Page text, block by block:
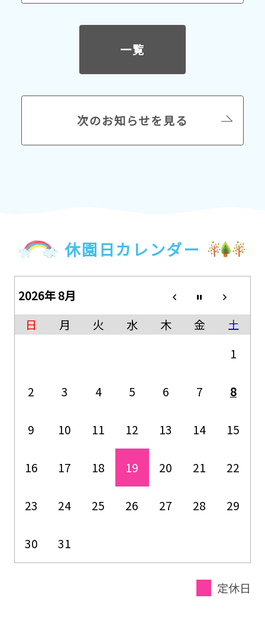
一覧
次のお知らせを見る
休園日カレンダー
2026年 8月
日
月 火 水 木 金
土
1
2 3 4 5 6 7 8
9 10 11 12 13 14 15
16 17 18 19 20 21 22
23 24 25 26 27 28 29
30 31
定休日